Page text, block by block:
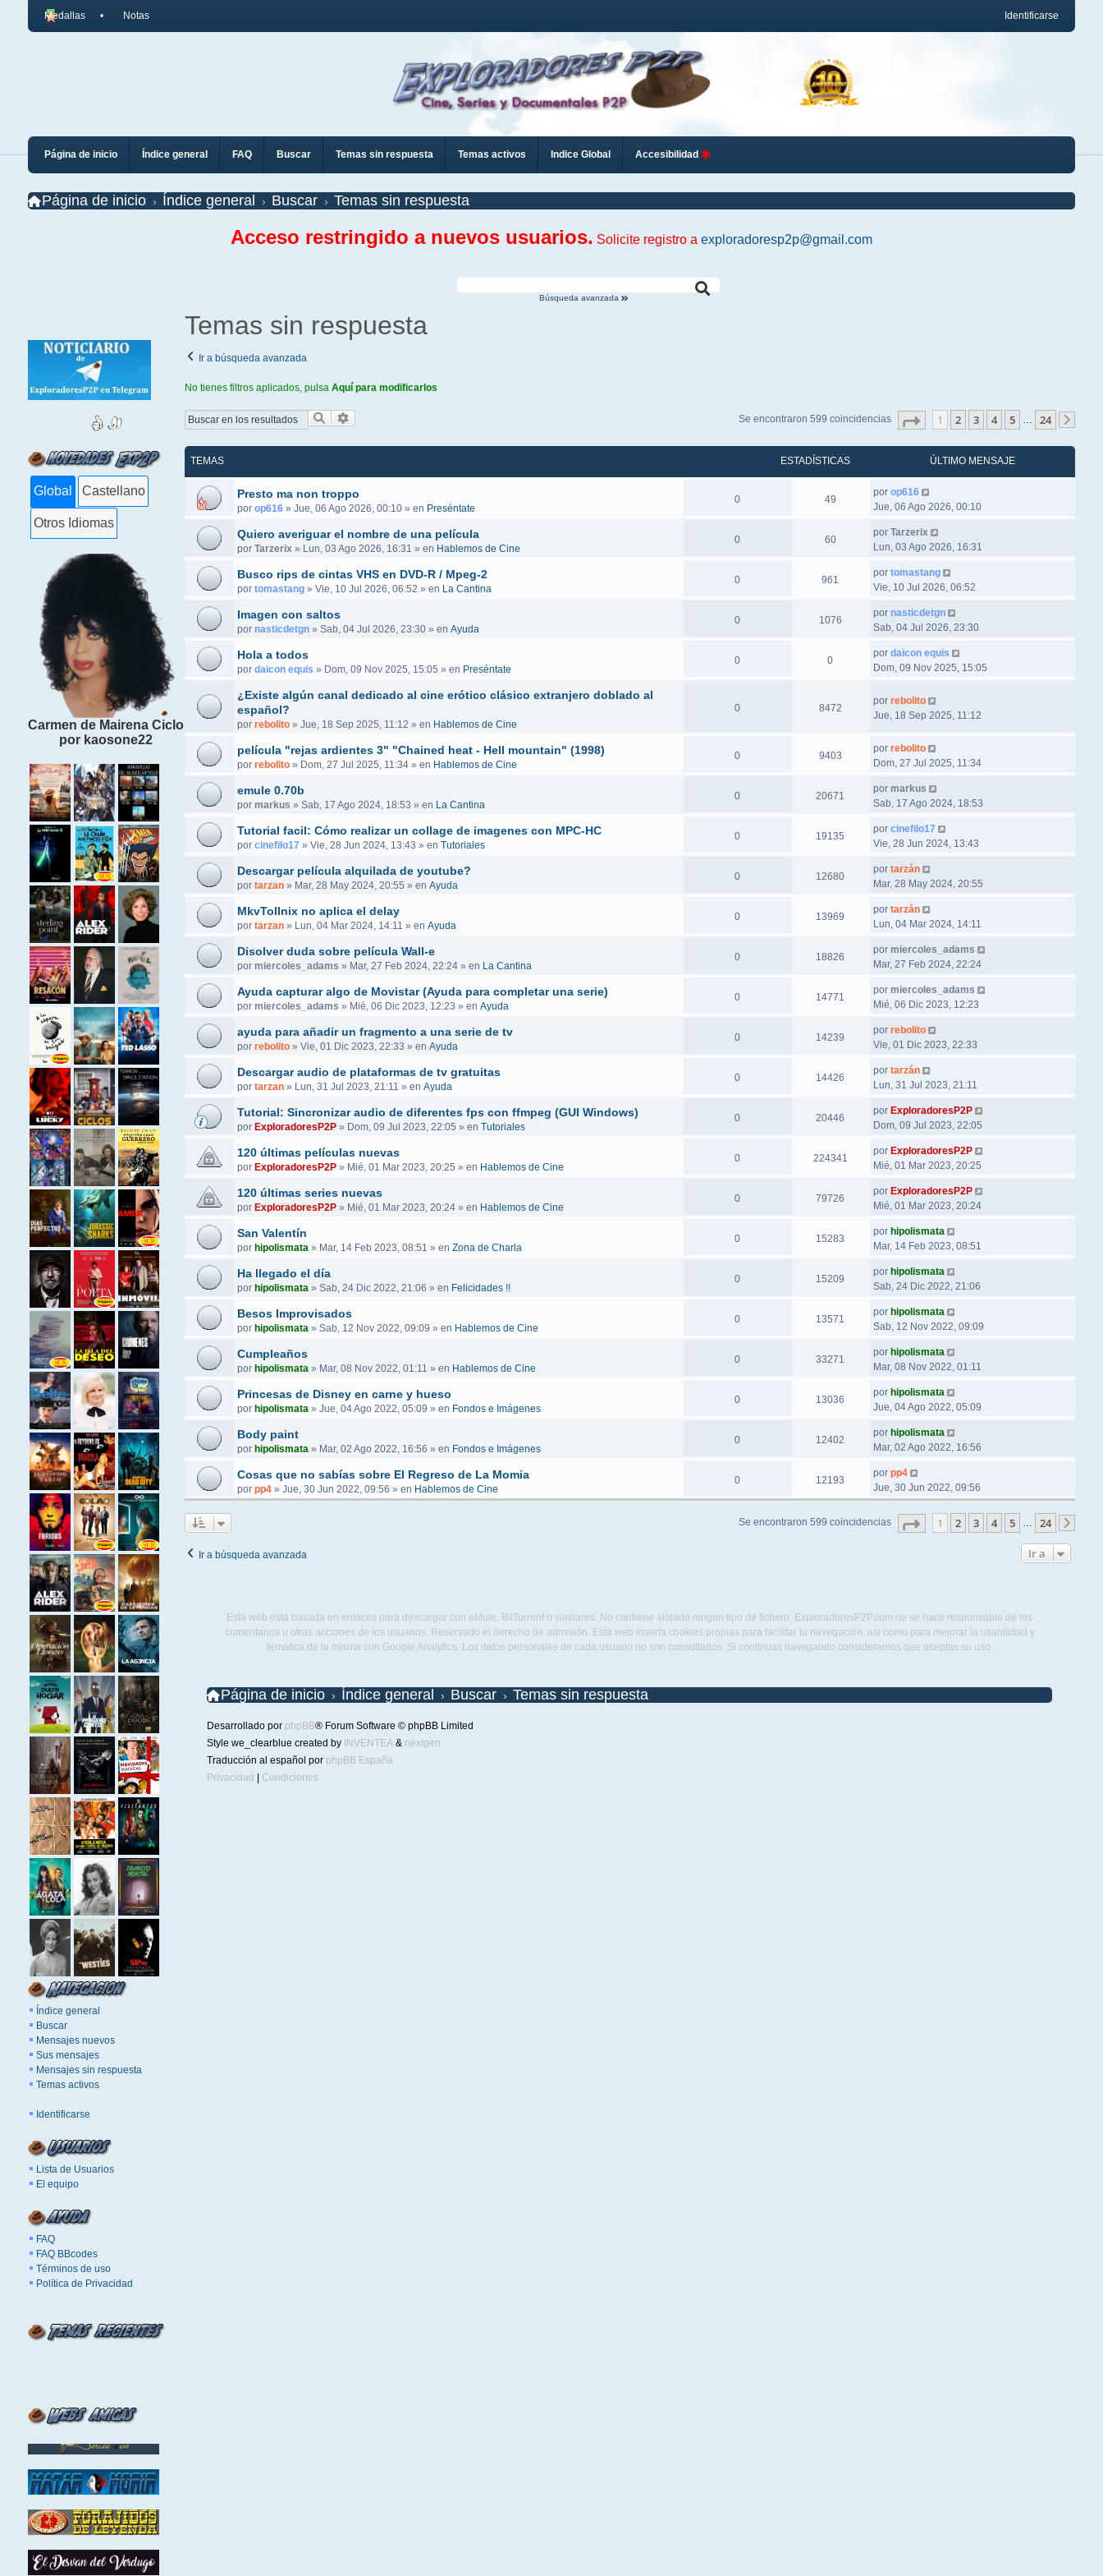
Identificarse
Medallas Notas
Página de inicio Índice general FAQ Buscar Temas sin respuesta Temas activos Indice Global Accesibilidad
Página de inicio Índice general Buscar Temas sin respuesta
Acceso restringido a nuevos usuarios. Solicite registro a exploradoresp2p@gmail.com
Búsqueda avanzada
Global Castellano
Otros Idiomas
Carmen de Mairena Ciclo
por kaosone22
Índice general
Buscar
Mensajes nuevos
Sus mensajes
Mensajes sin respuesta
Temas activos
Identificarse
Lista de Usuarios
El equipo
FAQ
FAQ BBcodes
Términos de uso
Política de Privacidad
Temas sin respuesta
Ir a búsqueda avanzada
No tienes filtros aplicados, pulsa Aquí para modificarlos
Buscar Se encontraron 599 coincidencias Página1 de 24
1 2 3 4 5 … 24
TEMAS ESTADÍSTICAS ÚLTIMO MENSAJE
Presto ma non troppo
por op616» Jue, 06 Ago 2026, 00:10» en Preséntate
0 49
por op616
Jue, 06 Ago 2026, 00:10
Quiero averiguar el nombre de una película
por Tarzerix» Lun, 03 Ago 2026, 16:31 » en Hablemos de Cine
0 60
por Tarzerix
Lun, 03 Ago 2026, 16:31
Busco rips de cintas VHS en DVD-R / Mpeg-2
por tomastang» Vie, 10 Jul 2026, 06:52 » en La Cantina
0 961
por tomastang
Vie, 10 Jul 2026, 06:52
Imagen con saltos
por nasticdetgn» Sab, 04 Jul 2026, 23:30» en Ayuda
0 1076
por nasticdetgn
Sab, 04 Jul 2026, 23:30
Hola a todos
por daicon equis » Dom, 09 Nov 2025, 15:05 » en Preséntate
0 0
por daicon equis
Dom, 09 Nov 2025, 15:05
¿Existe algún canal dedicado al cine erótico clásico extranjero doblado al
español?
por rebolito» Jue, 18 Sep 2025, 11:12 » en Hablemos de Cine
0 8472
por rebolito
Jue, 18 Sep 2025, 11:12
película "rejas ardientes 3" "Chained heat - Hell mountain" (1998)
por rebolito» Dom, 27 Jul 2025, 11:34» en Hablemos de Cine
0 9403
por rebolito
Dom, 27 Jul 2025, 11:34
emule 0.70b
por markus » Sab, 17 Ago 2024, 18:53 » en La Cantina
0 20671
por markus
Sab, 17 Ago 2024, 18:53
Tutorial facil: Cómo realizar un collage de imagenes con MPC-HC
por cinefilo17 » Vie, 28 Jun 2024, 13:43 » en Tutoriales
0 19135
por cinefilo17
Vie, 28 Jun 2024, 13:43
Descargar película alquilada de youtube?
por tarzan» Mar, 28 May 2024, 20:55 » en Ayuda
0 12680
por tarzán
Mar, 28 May 2024, 20:55
MkvTollnix no aplica el delay
por tarzan» Lun, 04 Mar 2024, 14:11 » en Ayuda
0 13969
por tarzán
Lun, 04 Mar 2024, 14:11
Disolver duda sobre película Wall-e
por miercoles_adams » Mar, 27 Feb 2024, 22:24» en La Cantina
0 18826
por miercoles_adams
Mar, 27 Feb 2024, 22:24
Ayuda capturar algo de Movistar (Ayuda para completar una serie)
por miercoles_adams » Mié, 06 Dic 2023, 12:23 » en Ayuda
0 14771
por miercoles_adams
Mié, 06 Dic 2023, 12:23
ayuda para añadir un fragmento a una serie de tv
por rebolito» Vie, 01 Dic 2023, 22:33 » en Ayuda
0 14239
por rebolito
Vie, 01 Dic 2023, 22:33
Descargar audio de plataformas de tv gratuitas
por tarzan» Lun, 31 Jul 2023, 21:11 » en Ayuda
0 14426
por tarzán
Lun, 31 Jul 2023, 21:11
Tutorial: Sincronizar audio de diferentes fps con ffmpeg (GUI Windows)
por ExploradoresP2P» Dom, 09 Jul 2023, 22:05 » en Tutoriales
0 20446
por ExploradoresP2P
Dom, 09 Jul 2023, 22:05
120 últimas películas nuevas
por ExploradoresP2P» Mié, 01 Mar 2023, 20:25 » en Hablemos de Cine
0 224341
por ExploradoresP2P
Mié, 01 Mar 2023, 20:25
120 últimas series nuevas
por ExploradoresP2P» Mié, 01 Mar 2023, 20:24» en Hablemos de Cine
0 79726
por ExploradoresP2P
Mié, 01 Mar 2023, 20:24
San Valentín
por hipolismata» Mar, 14 Feb 2023, 08:51 » en Zona de Charla
0 15283
por hipolismata
Mar, 14 Feb 2023, 08:51
Ha llegado el día
por hipolismata» Sab, 24 Dic 2022, 21:06 » en Felicidades !!
0 15209
por hipolismata
Sab, 24 Dic 2022, 21:06
Besos Improvisados
por hipolismata» Sab, 12 Nov 2022, 09:09 » en Hablemos de Cine
0 13571
por hipolismata
Sab, 12 Nov 2022, 09:09
Cumpleaños
por hipolismata» Mar, 08 Nov 2022, 01:11 » en Hablemos de Cine
0 33271
por hipolismata
Mar, 08 Nov 2022, 01:11
Princesas de Disney en carne y hueso
por hipolismata» Jue, 04 Ago 2022, 05:09 » en Fondos e Imágenes
0 13036
por hipolismata
Jue, 04 Ago 2022, 05:09
Body paint
por hipolismata» Mar, 02 Ago 2022, 16:56 » en Fondos e Imágenes
0 12402
por hipolismata
Mar, 02 Ago 2022, 16:56
Cosas que no sabías sobre El Regreso de La Momia
por pp4» Jue, 30 Jun 2022, 09:56 » en Hablemos de Cine
0 12193
por pp4
Jue, 30 Jun 2022, 09:56
Se encontraron 599 coincidencias Página1 de 24
1 2 3 4 5 … 24
Ir a búsqueda avanzada Ir a
Esta web está basada en enlaces para descargar con eMule, BitTorrent o similares. No contiene alojado ningún tipo de fichero. ExploradoresP2P.com no se hace responsable de los
comentarios u otras acciones de los usuarios. Reservado el derecho de admisión. Esta web inserta cookies propias para facilitar tu navegación, así como para mejorar la usabilidad y
temática de la misma con Google Analytics. Los datos personales de cada usuario no son consultados. Si continuas navegando consideramos que aceptas su uso.
Página de inicio Índice general Buscar Temas sin respuesta
Desarrollado por phpBB® Forum Software © phpBB Limited
Style we_clearblue created by INVENTEA& nextgen
Traducción al español por phpBB España
Privacidad
Condiciones